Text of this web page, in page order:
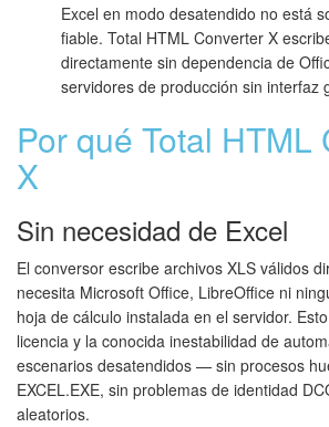
Excel en modo desatendido no está
fiable. Total HTML Converter X
directamente sin dependencia de
servidores de producción sin interfaz
Por qué Total HTML
X
Sin necesidad de Excel
El conversor escribe archivos XLS válidos
necesita Microsoft Office, LibreOffice ni
hoja de cálculo instalada en el servidor.
licencia y la conocida inestabilidad de
escenarios desatendidos — sin procesos
EXCEL.EXE, sin problemas de identidad
aleatorios.